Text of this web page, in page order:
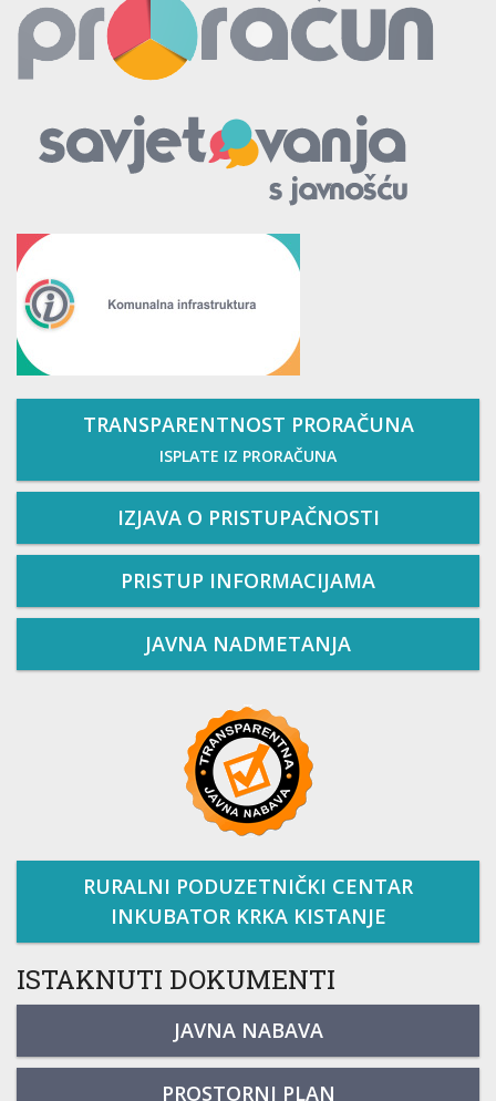
TRANSPARENTNOST PRORAČUNA
ISPLATE IZ PRORAČUNA
IZJAVA O PRISTUPAČNOSTI
PRISTUP INFORMACIJAMA
JAVNA NADMETANJA
RURALNI PODUZETNIČKI CENTAR
INKUBATOR KRKA KISTANJE
ISTAKNUTI DOKUMENTI
JAVNA NABAVA
PROSTORNI PLAN